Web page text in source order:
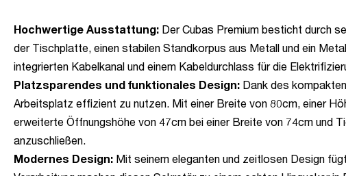
Hochwertige Ausstattung: Der Cubas Premium besticht durch
der Tischplatte, einen stabilen Standkorpus aus Metall und ein
integrierten Kabelkanal und einem Kabeldurchlass für die
Platzsparendes und funktionales Design: Dank des
Arbeitsplatz effizient zu nutzen. Mit einer Breite von 80cm, einer
erweiterte Öffnungshöhe von 47cm bei einer Breite von 74cm und
anzuschließen.
Modernes Design: Mit seinem eleganten und zeitlosen Design